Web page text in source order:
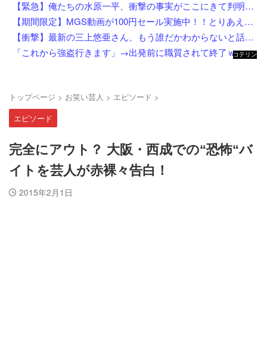
【緊急】俺たちの水原一平、衝撃の事実がここにきて判明！！一発逆転へ！！←これw w w w w w w w w
【期間限定】MGS動画が100円セール実施中！！とりあえず全部買うやろｗｗｗｗｗ
【衝撃】最新の三上悠亜さん、もう誰だかわからないと話題になってしまった画像がこちら
「これから強盗行きます」→出発前に職質されて終了ｗｗｗｗｗｗｗｗ
コテリン
トップページ > お笑い芸人 > エピソード >
エピソード
完全にアウト？ 大阪・西成での“恐怖“バ
イトを芸人が赤裸々告白！
2015年2月1日